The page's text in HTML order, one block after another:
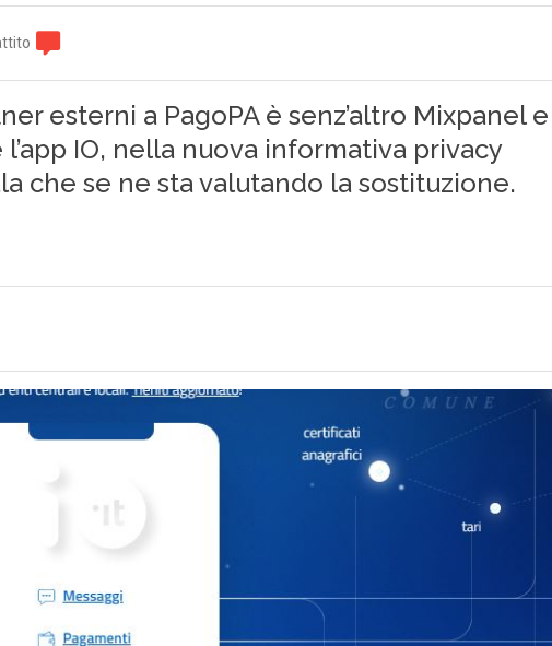
esterni a PagoPA è senz’altro Mixpanel e
IO, nella nuova informativa privacy
che se ne sta valutando la sostituzione.